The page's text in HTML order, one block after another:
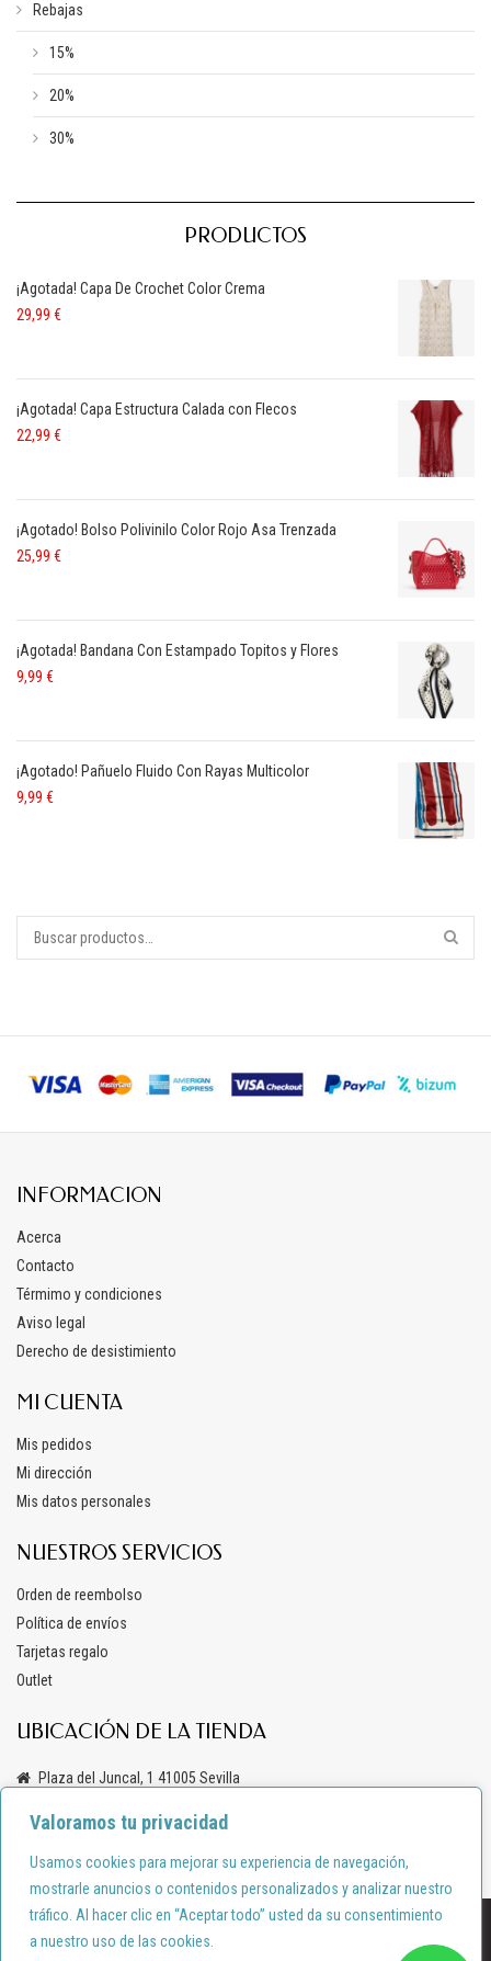
Valoramos tu privacidad
Usamos cookies para mejorar su experiencia de navegación,
mostrarle anuncios o contenidos personalizados y analizar nuestro
tráfico. Al hacer clic en “Aceptar todo” usted da su consentimiento
a nuestro uso de las cookies.
Rebajas
15%
20%
30%
PRODUCTOS
¡Agotada! Capa De Crochet Color Crema
29,99 €
¡Agotada! Capa Estructura Calada con Flecos
22,99 €
¡Agotado! Bolso Polivinilo Color Rojo Asa Trenzada
25,99 €
¡Agotada! Bandana Con Estampado Topitos y Flores
9,99 €
¡Agotado! Pañuelo Fluido Con Rayas Multicolor
9,99 €
INFORMACION
Acerca
Contacto
Térmimo y condiciones
Aviso legal
Derecho de desistimiento
MI CUENTA
Mis pedidos
Mi dirección
Mis datos personales
NUESTROS SERVICIOS
Orden de reembolso
Política de envíos
Tarjetas regalo
Outlet
UBICACIÓN DE LA TIENDA
Plaza del Juncal, 1 41005 Sevilla
shortcode.es